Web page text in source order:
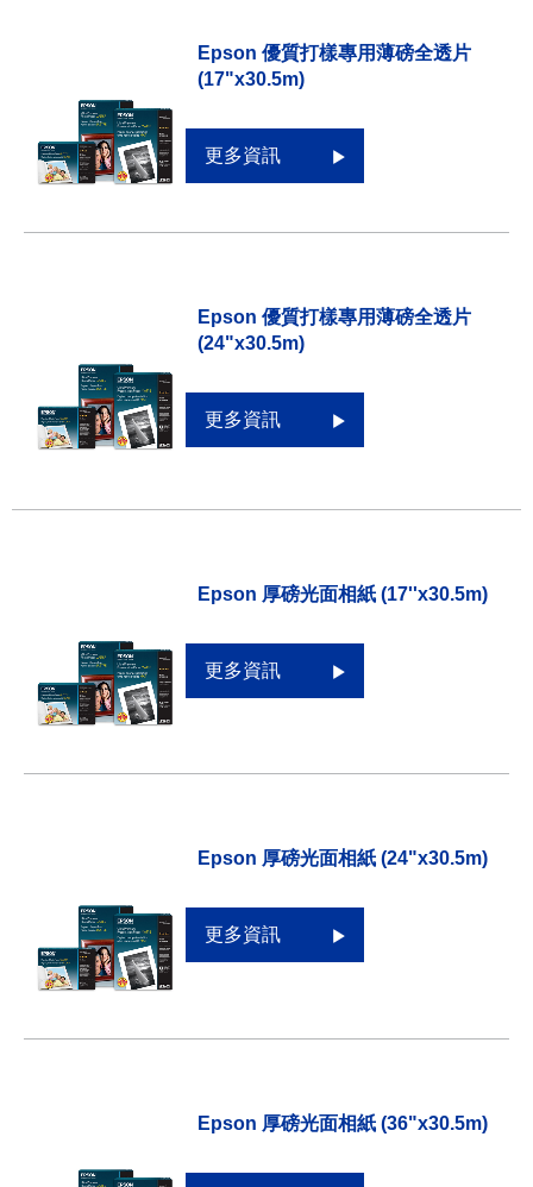
Epson 優質打樣專用薄磅全透片
(17"x30.5m)
更多資訊
Epson 優質打樣專用薄磅全透片
(24"x30.5m)
更多資訊
Epson 厚磅光面相紙 (17''x30.5m)
更多資訊
Epson 厚磅光面相紙 (24"x30.5m)
更多資訊
Epson 厚磅光面相紙 (36"x30.5m)